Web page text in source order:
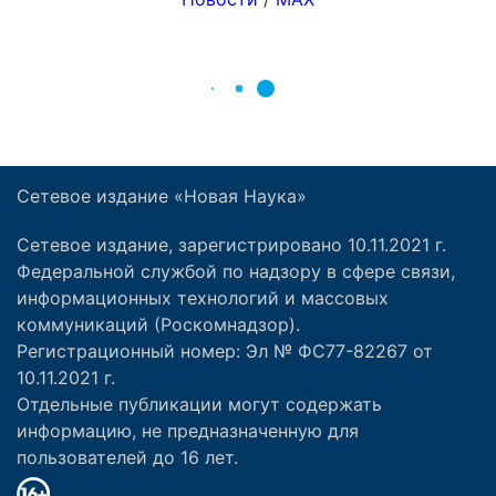
Сетевое издание «Новая Наука»
Сетевое издание, зарегистрировано 10.11.2021 г.
Федеральной службой по надзору в сфере связи,
информационных технологий и массовых
коммуникаций (Роскомнадзор).
Регистрационный номер: Эл № ФС77-82267 от
10.11.2021 г.
Отдельные публикации могут содержать
информацию, не предназначенную для
пользователей до 16 лет.